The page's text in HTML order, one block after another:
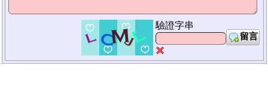
驗證字串
留言